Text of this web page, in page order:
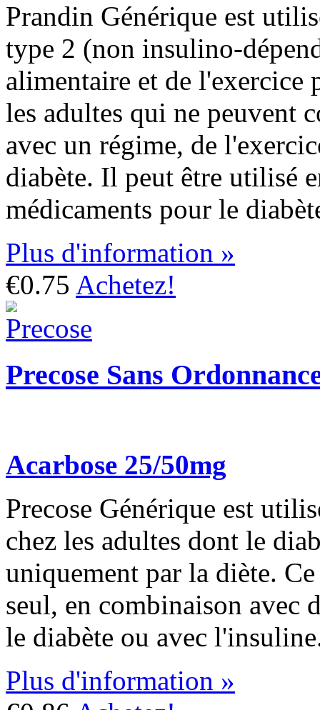
Prandin Générique est
type 2 (non insulino-
alimentaire et de
les adultes qui ne peuvent
avec un régime, de
diabète. Il peut être utilisé
médicaments pour le
Plus d'information »
€0.75 Achetez!
Precose Sans
Acarbose 25/50mg
Precose Générique est
chez les adultes dont le
uniquement par la diète.
seul, en combinaison avec
le diabète ou avec
Plus d'information »